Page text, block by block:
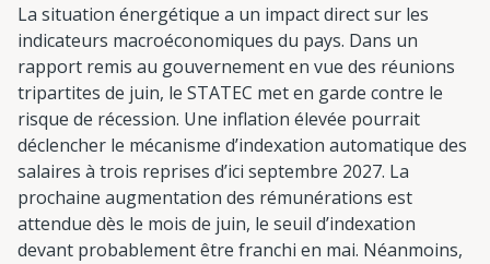
La situation énergétique a un impact direct sur les
indicateurs macroéconomiques du pays. Dans un
rapport remis au gouvernement en vue des réunions
tripartites de juin, le STATEC met en garde contre le
risque de récession. Une inflation élevée pourrait
déclencher le mécanisme d’indexation automatique des
salaires à trois reprises d’ici septembre 2027. La
prochaine augmentation des rémunérations est
attendue dès le mois de juin, le seuil d’indexation
devant probablement être franchi en mai. Néanmoins,